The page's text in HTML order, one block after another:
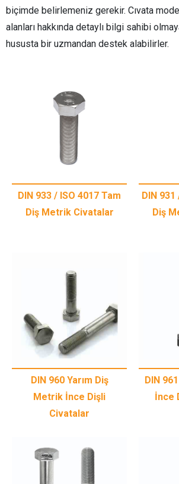
biçimde belirlemeniz gerekir. Cıvata
alanları hakkında detaylı bilgi sahibi
hususta bir uzmandan destek alabilirler.
DIN 933 / ISO 4017 Tam
Diş Metrik Civatalar
DIN 931
Diş
DIN 960 Yarım Diş
Metrik İnce Dişli
Civatalar
DIN
İnce